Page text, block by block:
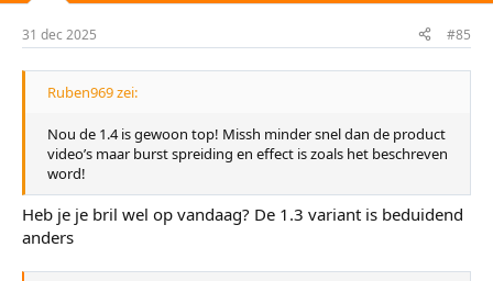
n
31 dec 2025 #85
Ruben969 zei:
Nou de 1.4 is gewoon top! Missh minder snel dan de product
video’s maar burst spreiding en effect is zoals het beschreven
word!
Heb je je bril wel op vandaag? De 1.3 variant is beduidend
anders